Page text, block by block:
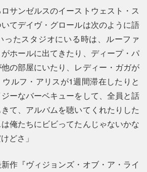
サンゼルスのイーストウェスト・ス
てデイヴ・グロールは次のように語
ったスタジオにいる時は、ルーファ
ホールに出てきたり、ディープ・パ
の部屋にいたり、レディー・ガガが
ルフ・アリスが1週間滞在したりと
ーなバーベキューをして、全員と話
て、アルバムを聴いてくれたりした
俺たちにビビってたんじゃないかな
どさ」
作『ヴィジョンズ・オブ・ア・ライ